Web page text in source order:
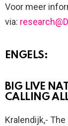
Voor meer
via:
ENGELS:
BIG LIVE
CALLING
Kralendijk,-